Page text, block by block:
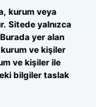
kurum veya
Sitede yalnızca
yer alan
ve kişiler
ve kişiler ile
bilgiler taslak